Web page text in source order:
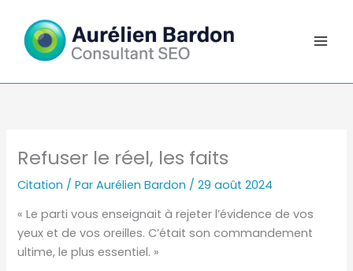
contenu
Refuser le réel, les faits
Citation / ParAurélien Bardon /29 août 2024
« Le parti vous enseignait à rejeter l’évidence de vos
yeux et de vos oreilles. C’était son commandement
ultime, le plus essentiel. »